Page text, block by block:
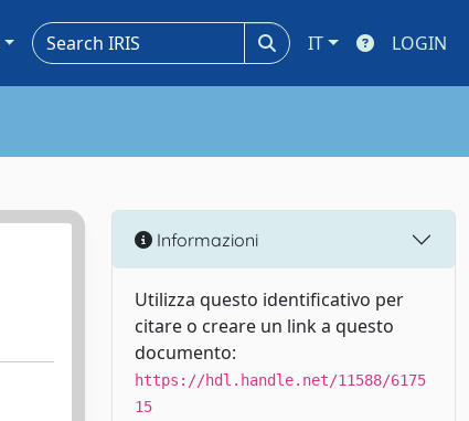
IT LOGIN
Informazioni
Utilizza questo identificativo per
citare o creare un link a questo
documento:
https://hdl.handle.net/11588/6175
15